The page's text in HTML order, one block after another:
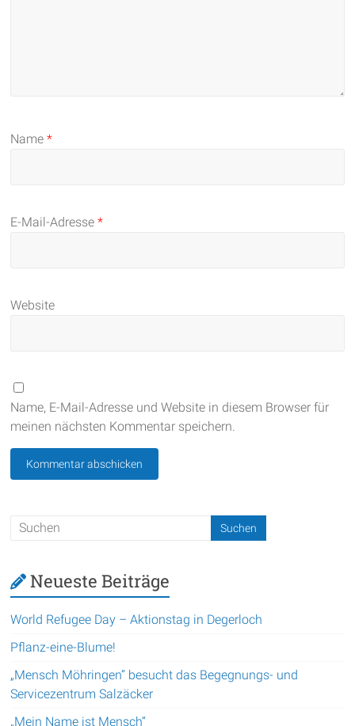
Name*
E-Mail-Adresse*
Website
Name, E-Mail-Adresse und Website in diesem Browser für
meinen nächsten Kommentar speichern.
Neueste Beiträge
World Refugee Day – Aktionstag in Degerloch
Pflanz-eine-Blume!
„Mensch Möhringen“ besucht das Begegnungs- und
Servicezentrum Salzäcker
„Mein Name ist Mensch“